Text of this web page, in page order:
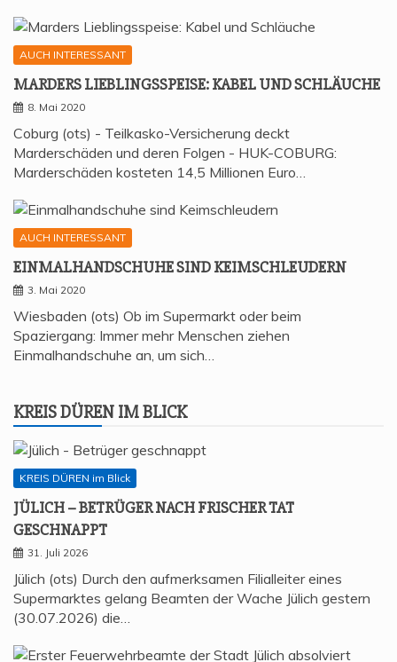
AUCH INTERESSANT
MAR­DERS LIEB­LINGS­SPEI­SE: KABEL UND SCHLÄUCHE
8. Mai 2020
Coburg (ots) - Teilkasko-Versicherung deckt
Marderschäden und deren Folgen - HUK-COBURG:
Marderschäden kosteten 14,5 Millionen Euro…
AUCH INTERESSANT
EIN­MAL­HAND­SCHU­HE SIND KEIMSCHLEUDERN
3. Mai 2020
Wiesbaden (ots) Ob im Supermarkt oder beim
Spaziergang: Immer mehr Menschen ziehen
Einmalhandschuhe an, um sich…
KREIS DÜREN IM BLICK
KREIS DÜREN im Blick
JÜLICH – BETRÜ­GER NACH FRI­SCHER TAT
GESCHNAPPT
31. Juli 2026
Jülich (ots) Durch den aufmerksamen Filialleiter eines
Supermarktes gelang Beamten der Wache Jülich gestern
(30.07.2026) die…